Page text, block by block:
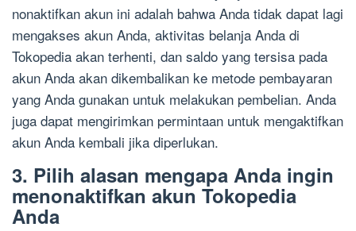
nonaktifkan akun ini adalah bahwa Anda tidak dapat lagi
mengakses akun Anda, aktivitas belanja Anda di
Tokopedia akan terhenti, dan saldo yang tersisa pada
akun Anda akan dikembalikan ke metode pembayaran
yang Anda gunakan untuk melakukan pembelian. Anda
juga dapat mengirimkan permintaan untuk mengaktifkan
akun Anda kembali jika diperlukan.
3. Pilih alasan mengapa Anda ingin
menonaktifkan akun Tokopedia
Anda